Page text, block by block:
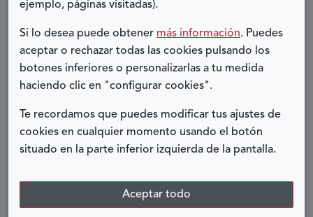
ejemplo, páginas visitadas).
Si lo desea puede obtener más información. Puedes
aceptar o rechazar todas las cookies pulsando los
botones inferiores o personalizarlas a tu medida
haciendo clic en "configurar cookies".
Te recordamos que puedes modificar tus ajustes de
cookies en cualquier momento usando el botón
situado en la parte inferior izquierda de la pantalla.
Aceptar todo
asesor del Vicerrectorado de Igualdad, Inclusión y
Sostenibilidad
y de la Unidad de Igualdad de la Universidad de
Granada
y miembro del Patronato de la Fundación CERMI